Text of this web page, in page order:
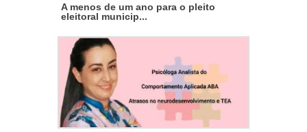
A menos de um ano para o pleito
eleitoral municip...